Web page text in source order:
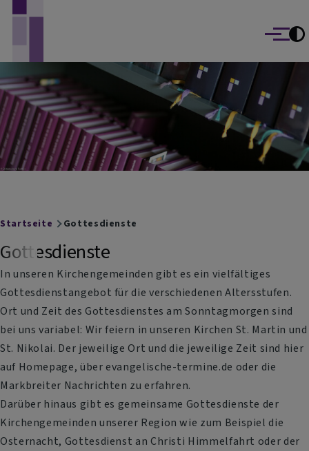
Menü
Breadcrumb
Startseite Gottesdienste
Gottesdienste
In unseren Kirchengemeinden gibt es ein vielfältiges
Gottesdienstangebot für die verschiedenen Altersstufen.
Ort und Zeit des Gottesdienstes am Sonntagmorgen sind
bei uns variabel: Wir feiern in unseren Kirchen St. Martin und
St. Nikolai. Der jeweilige Ort und die jeweilige Zeit sind hier
auf Homepage, über evangelische-termine.de oder die
Markbreiter Nachrichten zu erfahren.
Darüber hinaus gibt es gemeinsame Gottesdienste der
Kirchengemeinden unserer Region wie zum Beispiel die
Osternacht, Gottesdienst an Christi Himmelfahrt oder der